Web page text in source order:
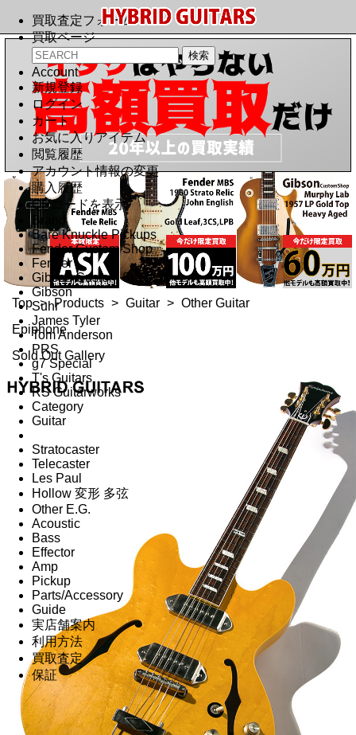
買取査定フォーム
買取ページ
Account
新規登録
ログイン
カート
お気に入りアイテム
閲覧履歴
アカウント情報の変更
購入履歴
QRコードを表示
Brand
Bare Knuckle Pickups
Fender Custom Shop
Fender
Gibson Custom Shop
Gibson
Suhr
James Tyler
Tom Anderson
PRS
g7 Special
T's Guitars
RS Guitarworks
Category
Guitar
Stratocaster
Telecaster
Les Paul
Hollow 変形 多弦
Other E.G.
Acoustic
Bass
Effector
Amp
Pickup
Parts/Accessory
Guide
実店舗案内
利用方法
買取査定
保証
Top > Products > Guitar > Other Guitar
Epiphone
Sold Out Gallery